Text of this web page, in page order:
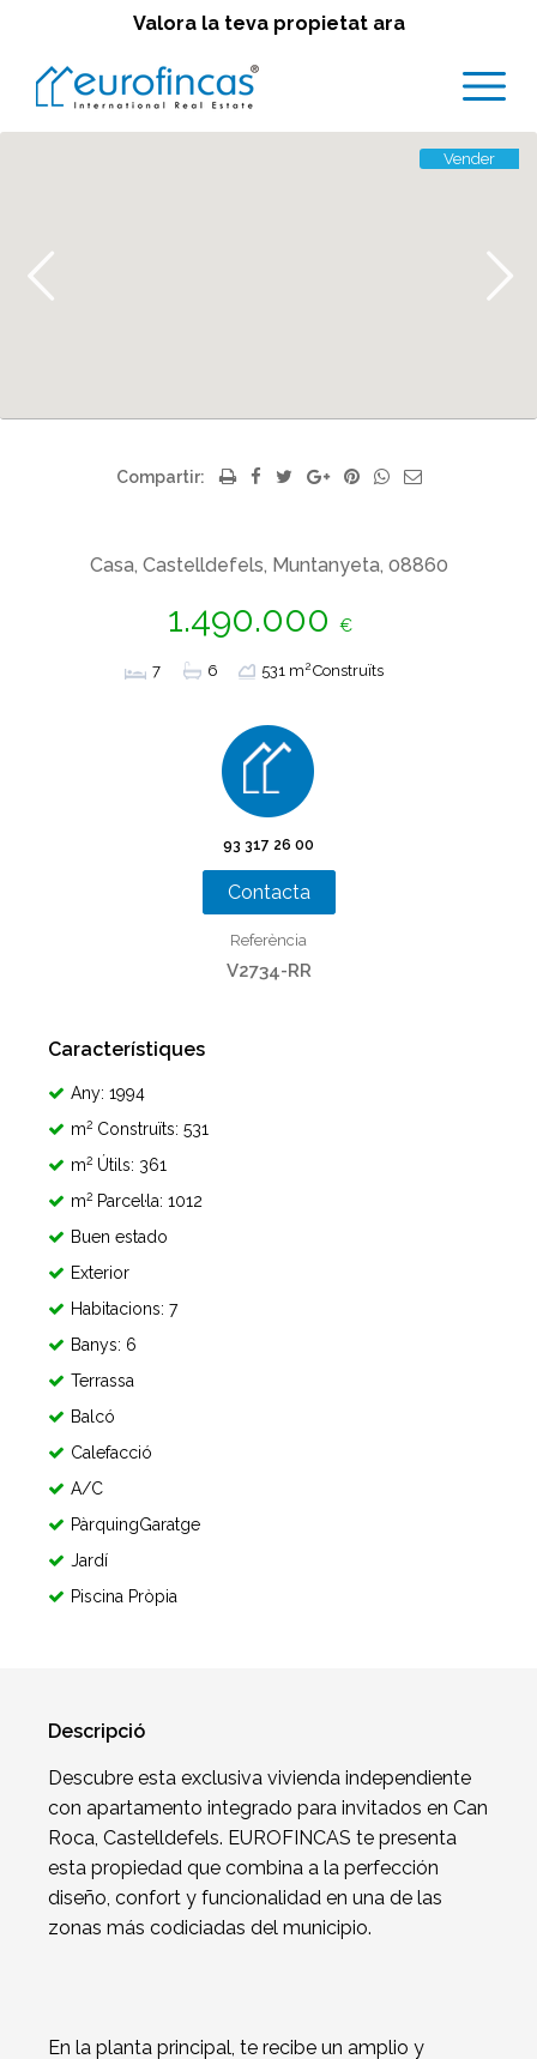
Valora la teva propietat ara
Vender
Compartir:
Casa, Castelldefels, Muntanyeta, 08860
1.490.000 €
7 6 531 m2Construïts
93 317 26 00
Contacta
Referència
V2734-RR
Característiques
Any: 1994
m2 Construïts: 531
m2 Útils: 361
m2 Parcel·la: 1012
Buen estado
Exterior
Habitacions: 7
Banys: 6
Terrassa
Balcó
Calefacció
A/C
PàrquingGaratge
Jardí
Piscina Pròpia
Descripció
Descubre esta exclusiva vivienda independiente
con apartamento integrado para invitados en Can
Roca, Castelldefels. EUROFINCAS te presenta
esta propiedad que combina a la perfección
diseño, confort y funcionalidad en una de las
zonas más codiciadas del municipio.
En la planta principal, te recibe un amplio y